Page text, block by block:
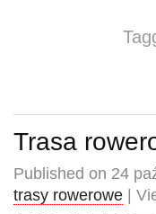
Trasa
Published on 24
trasy rowerowe |